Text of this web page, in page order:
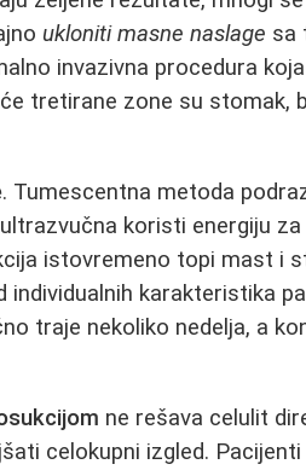
ukloniti masne naslage sa
invazivna procedura
tretirane zone su stomak,
. Tumescentna metoda
koristi energiju
istovremeno topi mast i
karakteristika
traje nekoliko nedelja, a
ne rešava celulit
celokupni izgled.